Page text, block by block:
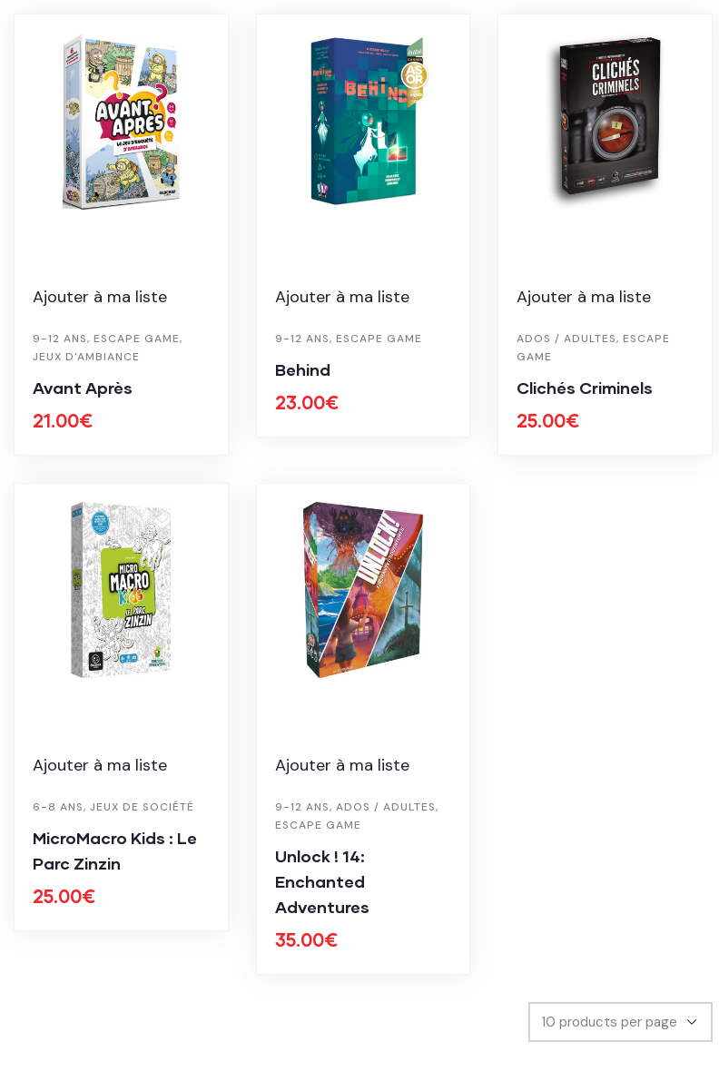
Ajouter à ma liste
9-12 ANS, ESCAPE GAME,
JEUX D'AMBIANCE
Avant Après
21.00€
Ajouter à ma liste
9-12 ANS, ESCAPE GAME
Behind
23.00€
Ajouter à ma liste
ADOS / ADULTES,ESCAPE
GAME
Clichés Criminels
25.00€
Ajouter à ma liste
6-8 ANS, JEUX DE SOCIÉTÉ
MicroMacro Kids : Le
Parc Zinzin
25.00€
Ajouter à ma liste
9-12 ANS, ADOS / ADULTES,
ESCAPE GAME
Unlock ! 14:
Enchanted
Adventures
35.00€